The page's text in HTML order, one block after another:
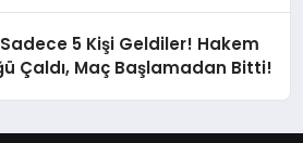
5 Kişi Geldiler! Hakem
Çaldı, Maç Başlamadan Bitti!